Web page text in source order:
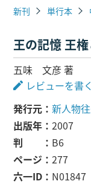
新刊 単行本
王の記憶 王
五味 文彦 著
レビューを書く
発行元
新人物
出版年
2007
判
B6
ページ
277
六一ID
N01847